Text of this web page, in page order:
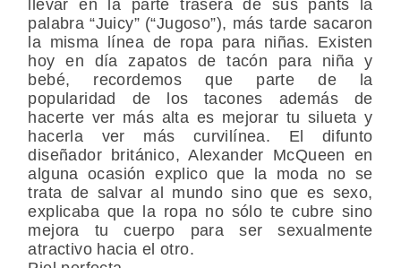
llevar en la parte trasera de sus pants la
palabra “Juicy” (“Jugoso”), más tarde sacaron
la misma línea de ropa para niñas. Existen
hoy en día zapatos de tacón para niña y
bebé, recordemos que parte de la
popularidad de los tacones además de
hacerte ver más alta es mejorar tu silueta y
hacerla ver más curvilínea. El difunto
diseñador británico, Alexander McQueen en
alguna ocasión explico que la moda no se
trata de salvar al mundo sino que es sexo,
explicaba que la ropa no sólo te cubre sino
mejora tu cuerpo para ser sexualmente
atractivo hacia el otro.